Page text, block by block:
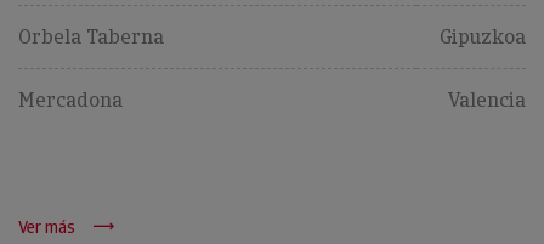
Orbela Taberna Gipuzkoa
Mercadona Valencia
Ver más